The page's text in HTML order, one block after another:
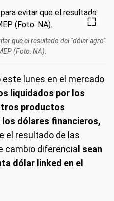
que el resultado del "dólar agro"
(Foto: NA).
este lunes en el mercado
liquidados por los
productos
los dólares financieros,
el resultado de las
cambio diferencia l sean
dólar linked en el